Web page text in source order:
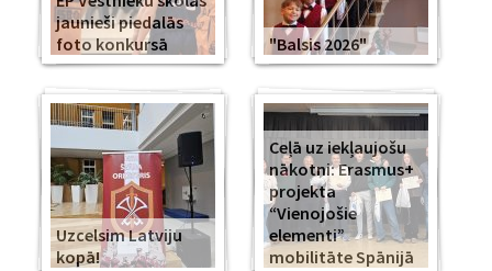
jaunieši piedalās
foto konkursā
"Balsis 2026"
Uzcelsim Latviju
kopā!
Ceļā uz iekļaujošu
nākotni: Erasmus+
projekta
“Vienojošie
elementi”
mobilitāte Spānijā